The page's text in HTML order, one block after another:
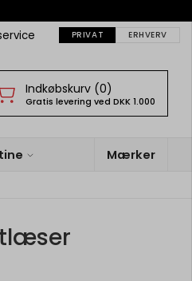
PRIVAT ERHVERV
Indkøbskurv (0)
Gratis levering ved DKK 1.000
Mærker